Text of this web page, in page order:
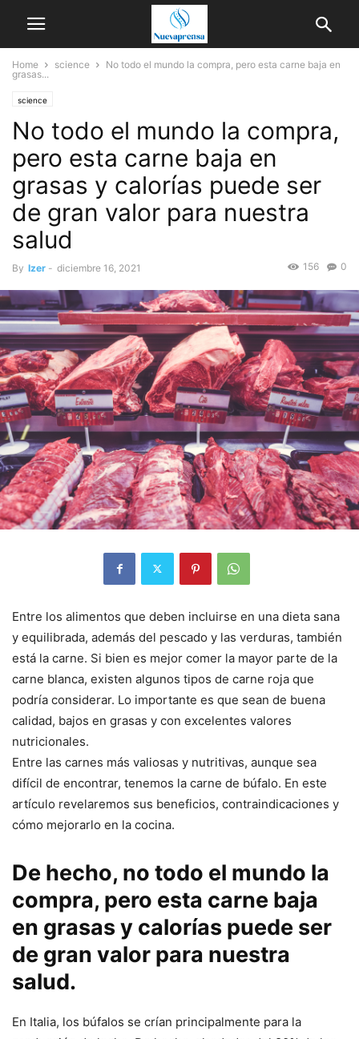
Home science
No todo el mundo la compra, pero esta carne baja en
grasas...
science
No todo el mundo la compra,
pero esta carne baja en
grasas y calorías puede ser
de gran valor para nuestra
salud
By Izer - diciembre 16, 2021 0
156
Entre los alimentos que deben incluirse en una dieta sana
y equilibrada, además del pescado y las verduras, también
está la carne. Si bien es mejor comer la mayor parte de la
carne blanca, existen algunos tipos de carne roja que
podría considerar. Lo importante es que sean de buena
calidad, bajos en grasas y con excelentes valores
nutricionales.
Entre las carnes más valiosas y nutritivas, aunque sea
difícil de encontrar, tenemos la carne de búfalo. En este
artículo revelaremos sus beneficios, contraindicaciones y
cómo mejorarlo en la cocina.
De hecho, no todo el mundo la
compra, pero esta carne baja
en grasas y calorías puede ser
de gran valor para nuestra
salud.
En Italia, los búfalos se crían principalmente para la